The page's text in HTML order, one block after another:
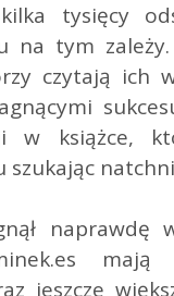
tysięcy
na tym
czytają ich
w książce,
szukając
naprawdę
jeszcze